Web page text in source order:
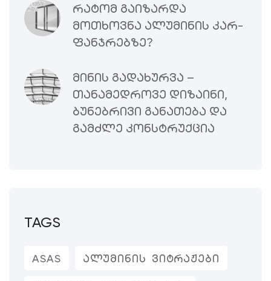
ᲠᲐᲢᲝᲛ ᲒᲐᲘᲖᲐᲠᲓᲐ
ᲛᲝᲗᲮᲝᲕᲜᲐ ᲐᲚᲣᲛᲘᲜᲘᲡ ᲙᲐᲠ-
ᲤᲐᲜᲯᲠᲔᲑᲖᲔ?
ᲛᲘᲜᲘᲡ ᲒᲐᲓᲐᲮᲣᲠᲕᲐ –
ᲗᲐᲜᲐᲛᲔᲓᲠᲝᲕᲔ ᲓᲘᲖᲐᲘᲜᲘ,
ᲑᲣᲜᲔᲑᲠᲘᲕᲘ ᲒᲐᲜᲐᲗᲔᲑᲐ ᲓᲐ
ᲒᲐᲛᲫᲚᲔ ᲙᲝᲜᲡᲢᲠᲣᲥᲪᲘᲐ
TAGS
ASAS ᲐᲚᲣᲛᲘᲜᲘᲡ ᲕᲘᲢᲠᲐᲟᲔᲑᲘ